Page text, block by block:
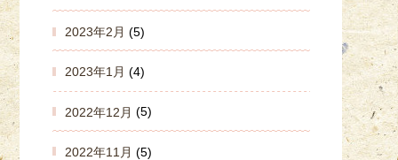
2023年2月 (5)
2023年1月 (4)
2022年12月 (5)
2022年11月 (5)